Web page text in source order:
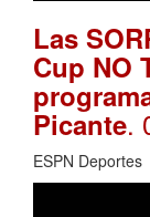
Las
Cup NO
Picante.
ESPN Deportes